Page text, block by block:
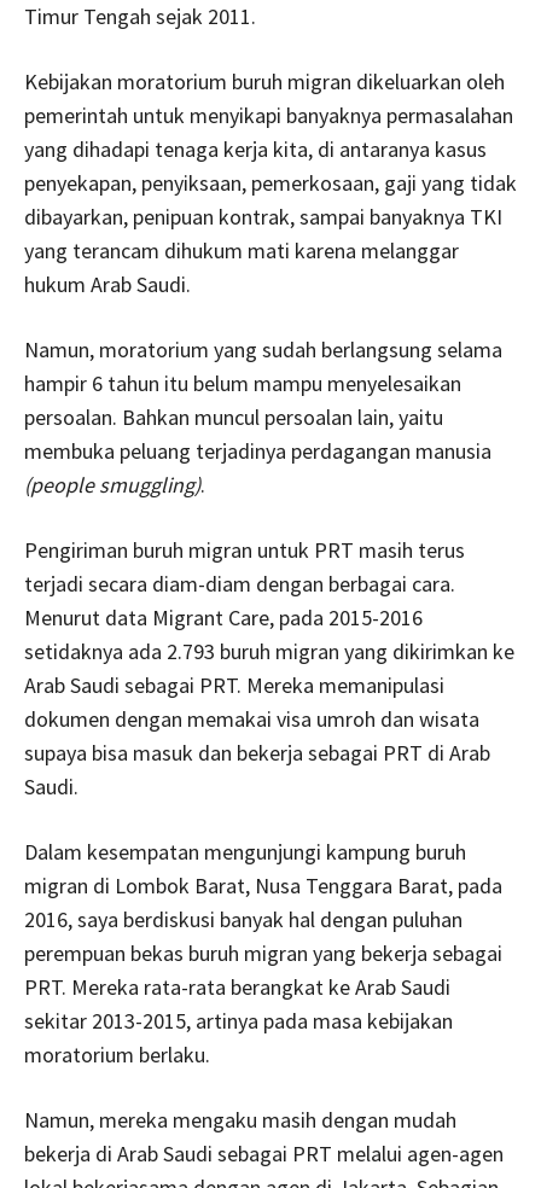
Timur Tengah sejak 2011.
Kebijakan moratorium buruh migran dikeluarkan oleh
pemerintah untuk menyikapi banyaknya permasalahan
yang dihadapi tenaga kerja kita, di antaranya kasus
penyekapan, penyiksaan, pemerkosaan, gaji yang tidak
dibayarkan, penipuan kontrak, sampai banyaknya TKI
yang terancam dihukum mati karena melanggar
hukum Arab Saudi.
Namun, moratorium yang sudah berlangsung selama
hampir 6 tahun itu belum mampu menyelesaikan
persoalan. Bahkan muncul persoalan lain, yaitu
membuka peluang terjadinya perdagangan manusia
(people smuggling).
Pengiriman buruh migran untuk PRT masih terus
terjadi secara diam-diam dengan berbagai cara.
Menurut data Migrant Care, pada 2015-2016
setidaknya ada 2.793 buruh migran yang dikirimkan ke
Arab Saudi sebagai PRT. Mereka memanipulasi
dokumen dengan memakai visa umroh dan wisata
supaya bisa masuk dan bekerja sebagai PRT di Arab
Saudi.
Dalam kesempatan mengunjungi kampung buruh
migran di Lombok Barat, Nusa Tenggara Barat, pada
2016, saya berdiskusi banyak hal dengan puluhan
perempuan bekas buruh migran yang bekerja sebagai
PRT. Mereka rata-rata berangkat ke Arab Saudi
sekitar 2013-2015, artinya pada masa kebijakan
moratorium berlaku.
Namun, mereka mengaku masih dengan mudah
bekerja di Arab Saudi sebagai PRT melalui agen-agen